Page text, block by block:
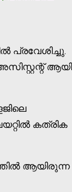
പ്രവേശിച്ചു.
ആയി
കത്രിക
ആയിരുന്ന